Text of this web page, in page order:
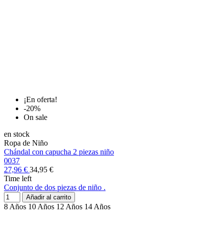
¡En oferta!
-20%
On sale
en stock
Ropa de Niño
Chándal con capucha 2 piezas niño
0037
27,96 € 34,95 €
Time left
Conjunto de dos piezas de niño .
Añadir al carrito
8 Años 10 Años 12 Años 14 Años